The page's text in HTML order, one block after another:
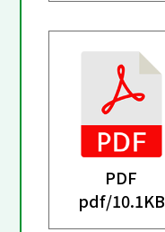
PDF
pdf/10.1KB